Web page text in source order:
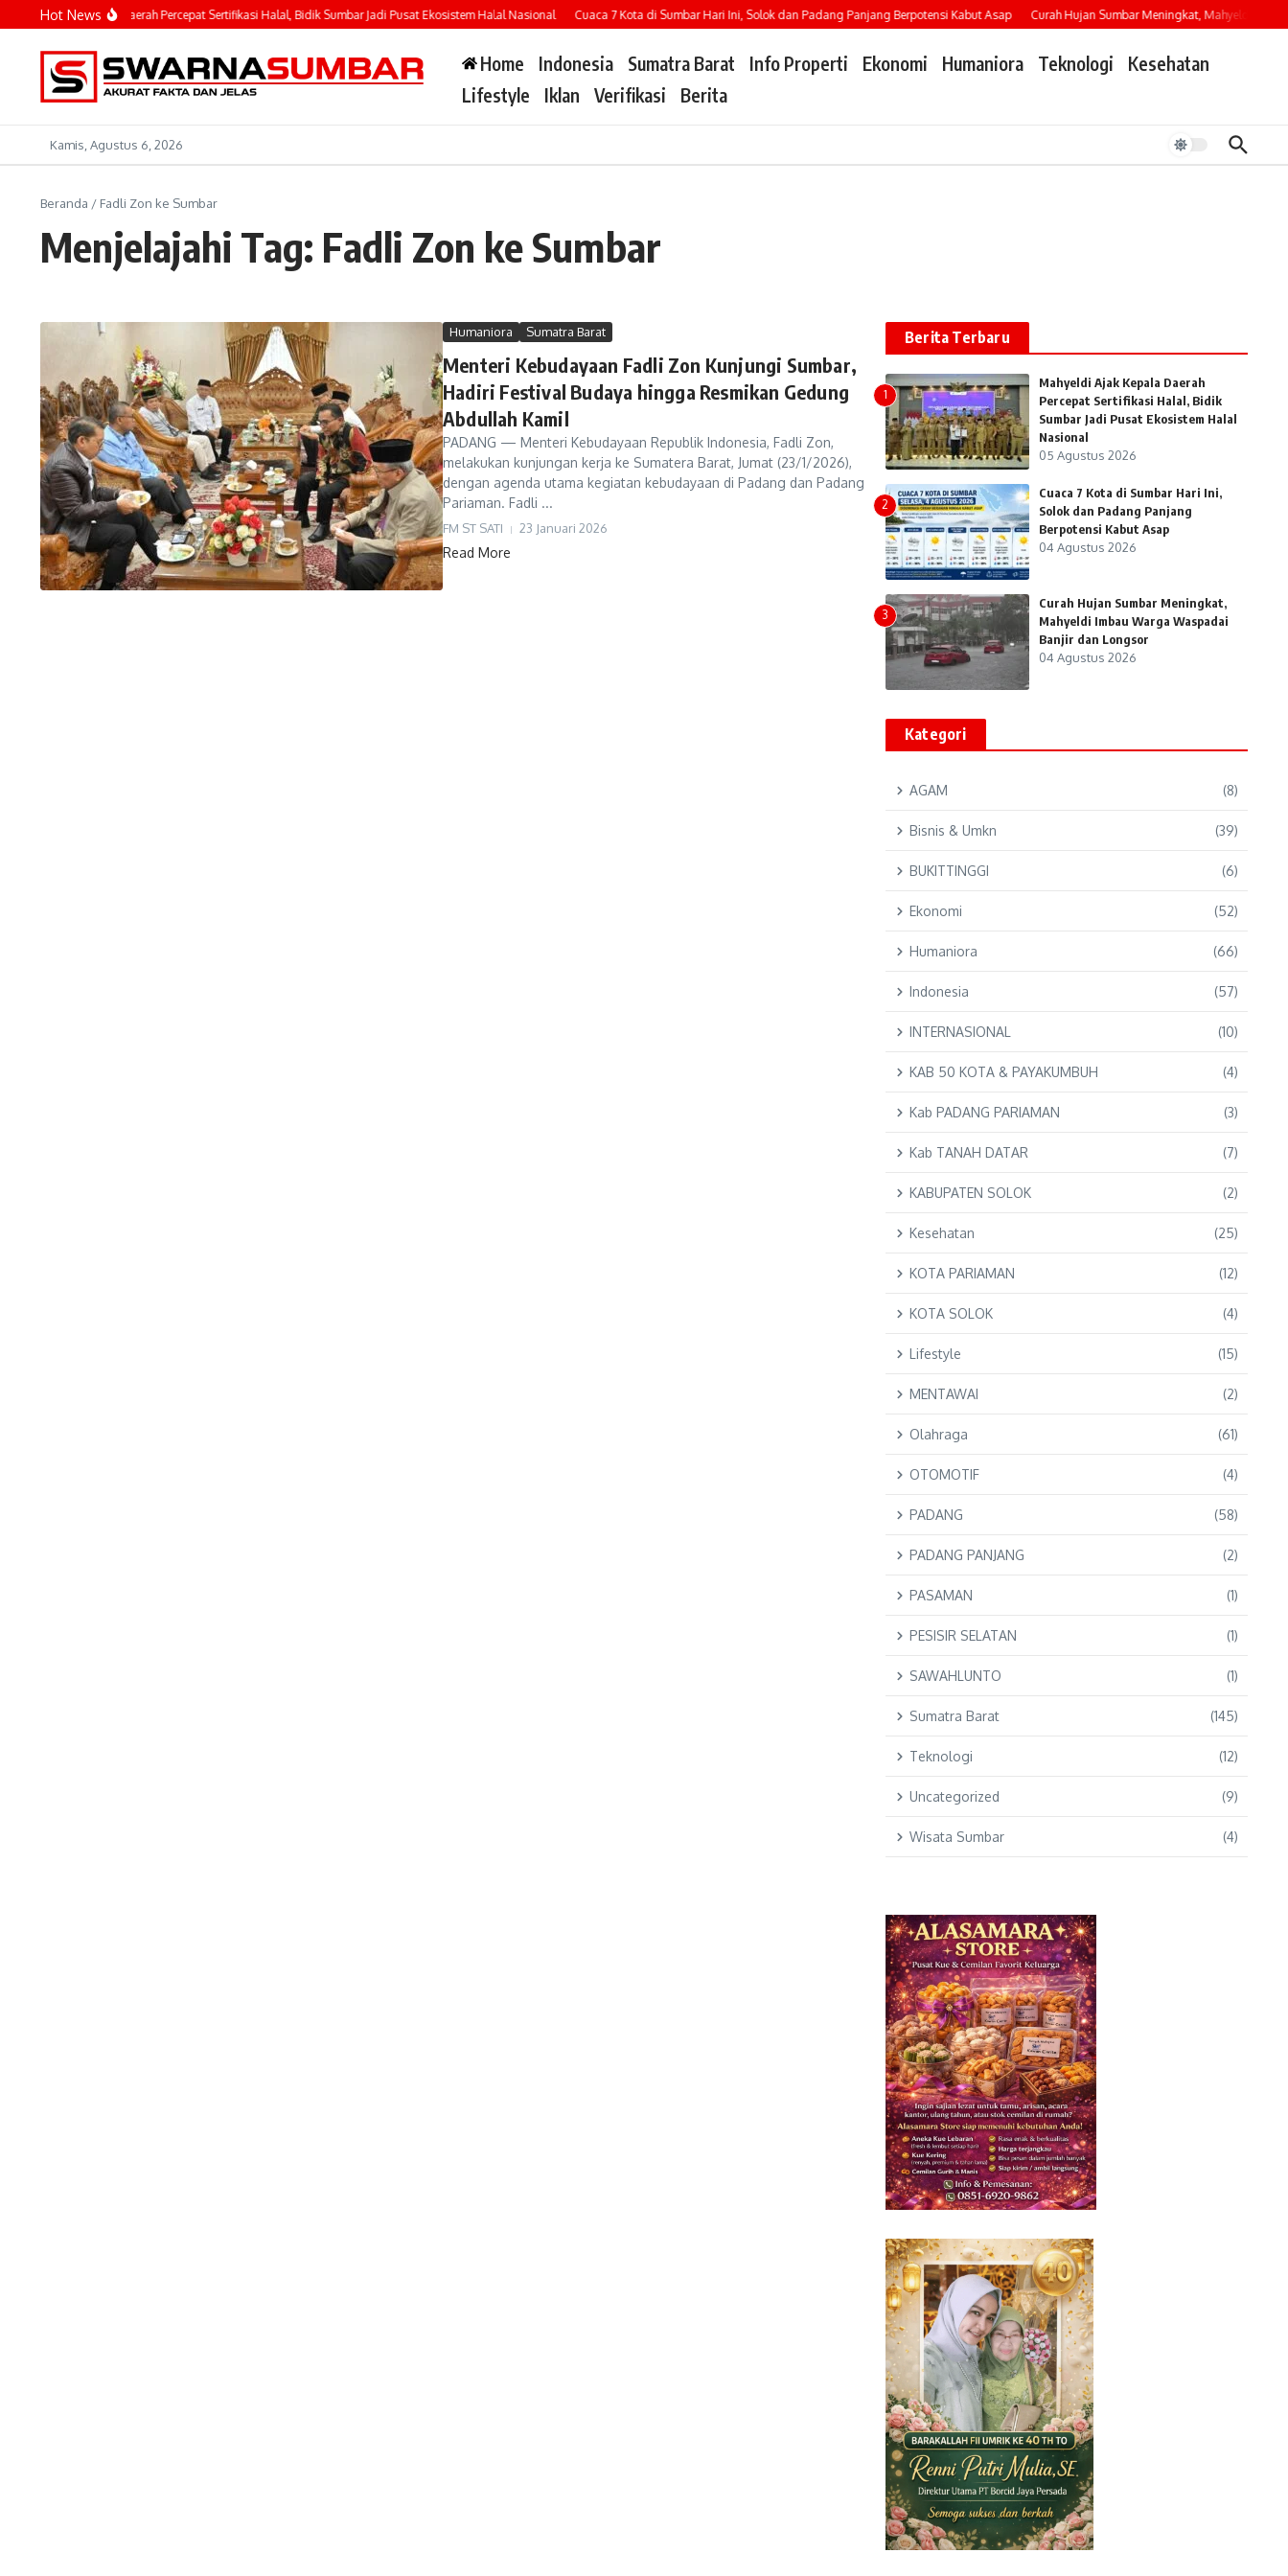
Lewati ke konten
Hot News
Ajak Kepala Daerah Percepat Sertifikasi Halal, Bidik Sumbar Jadi Pusat Ekosistem Halal Nasional Cuaca 7 Kota di Sumbar Hari Ini, Solok dan Padang Panjang Berpotensi Kabut Asap Curah Hujan Sumbar Meningkat, Mahyeldi Imbau
Home Indonesia Sumatra Barat Info Properti Ekonomi Humaniora Teknologi
Kesehatan
Lifestyle
Iklan Verifikasi Berita
Kamis, Agustus 6, 2026
Beranda / Fadli Zon ke Sumbar
Menjelajahi Tag: Fadli Zon ke Sumbar
Humaniora Sumatra Barat
Menteri Kebudayaan Fadli Zon Kunjungi Sumbar,
Hadiri Festival Budaya hingga Resmikan Gedung
Abdullah Kamil
PADANG — Menteri Kebudayaan Republik Indonesia, Fadli Zon,
melakukan kunjungan kerja ke Sumatera Barat, Jumat (23/1/2026),
dengan agenda utama kegiatan kebudayaan di Padang dan Padang
Pariaman. Fadli ...
FM ST SATI 23 Januari 2026
Read More
Berita Terbaru
1
Mahyeldi Ajak Kepala Daerah
Percepat Sertifikasi Halal, Bidik
Sumbar Jadi Pusat Ekosistem Halal
Nasional
05 Agustus 2026
2
Cuaca 7 Kota di Sumbar Hari Ini,
Solok dan Padang Panjang
Berpotensi Kabut Asap
04 Agustus 2026
3
Curah Hujan Sumbar Meningkat,
Mahyeldi Imbau Warga Waspadai
Banjir dan Longsor
04 Agustus 2026
Kategori
AGAM (8)
Bisnis & Umkn (39)
BUKITTINGGI (6)
Ekonomi (52)
Humaniora (66)
Indonesia (57)
INTERNASIONAL (10)
KAB 50 KOTA & PAYAKUMBUH (4)
Kab PADANG PARIAMAN (3)
Kab TANAH DATAR (7)
KABUPATEN SOLOK (2)
Kesehatan (25)
KOTA PARIAMAN (12)
KOTA SOLOK (4)
Lifestyle (15)
MENTAWAI (2)
Olahraga (61)
OTOMOTIF (4)
PADANG (58)
PADANG PANJANG (2)
PASAMAN (1)
PESISIR SELATAN (1)
SAWAHLUNTO (1)
Sumatra Barat (145)
Teknologi (12)
Uncategorized (9)
Wisata Sumbar (4)